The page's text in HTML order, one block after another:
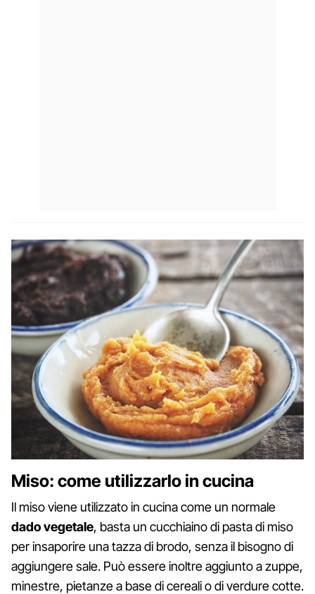
Miso: come utilizzarlo in cucina
Il miso viene utilizzato in cucina come un normale
dado vegetale, basta un cucchiaino di pasta di miso
per insaporire una tazza di brodo, senza il bisogno di
aggiungere sale. Può essere inoltre aggiunto a zuppe,
minestre, pietanze a base di cereali o di verdure cotte.